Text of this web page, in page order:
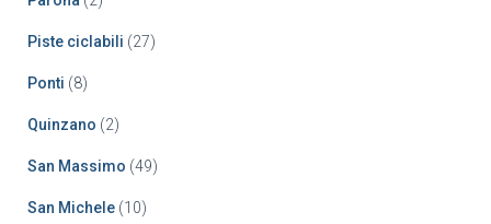
Piste ciclabili (27)
Ponti (8)
Quinzano (2)
San Massimo (49)
San Michele (10)